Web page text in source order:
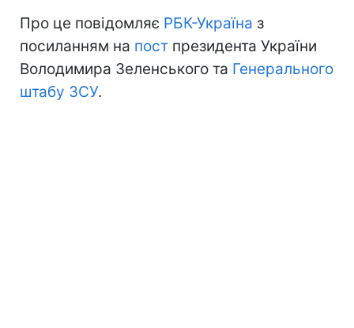
Про це повідомляє РБК-Україна з
посиланням на пост президента України
Володимира Зеленського та Генерального
штабу ЗСУ.